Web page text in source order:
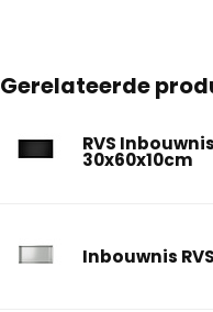
Gerelateerde
RVS
30x60x10cm
Inbouwnis